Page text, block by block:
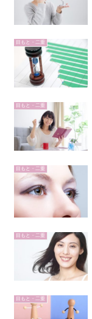
目もと・二重
目もと・二重
目もと・二重
目もと・二重
目もと・二重